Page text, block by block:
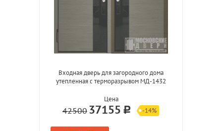
Входная дверь для загородного дома
утепленная с терморазрывом МД-1432
Цена
42500 37155 -14%